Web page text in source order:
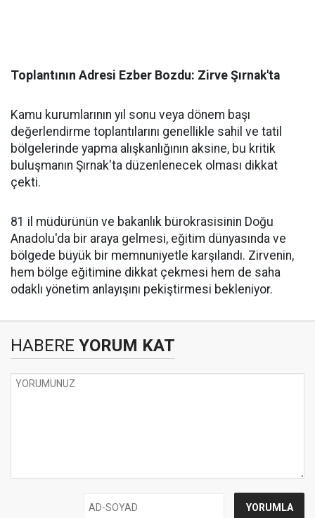
​Toplantının Adresi Ezber Bozdu: Zirve Şırnak'ta
​Kamu kurumlarının yıl sonu veya dönem başı
değerlendirme toplantılarını genellikle sahil ve tatil
bölgelerinde yapma alışkanlığının aksine, bu kritik
buluşmanın Şırnak'ta düzenlenecek olması dikkat
çekti.
​81 il müdürünün ve bakanlık bürokrasisinin Doğu
Anadolu'da bir araya gelmesi, eğitim dünyasında ve
bölgede büyük bir memnuniyetle karşılandı. Zirvenin,
hem bölge eğitimine dikkat çekmesi hem de saha
odaklı yönetim anlayışını pekiştirmesi bekleniyor.
HABERE YORUM KAT